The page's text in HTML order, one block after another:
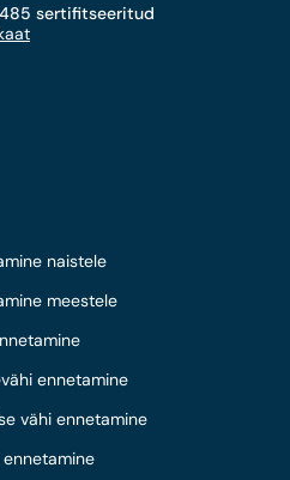
sertifitseeritud
naistele
meestele
ennetamine
vähi ennetamine